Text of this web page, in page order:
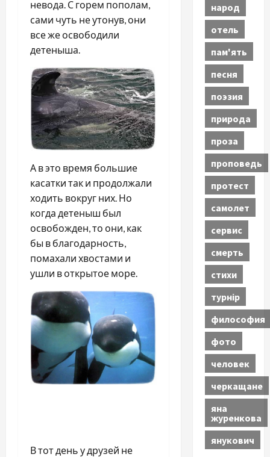
невода. С горем пополам,
сами чуть не утонув, они
все же освободили
детеныша.
А в это время большие
касатки так и продолжали
ходить вокруг них. Но
когда детеныш был
освобожден, то они, как
бы в благодарность,
помахали хвостами и
ушли в открытое море.
В тот день у друзей не
народ
отель
пам'ять
песня
поэзия
природа
проза
проповедь
протест
самолет
сервис
смерть
стихи
турнір
философия
фото
человек
черкащане
яна
журенкова
янукович